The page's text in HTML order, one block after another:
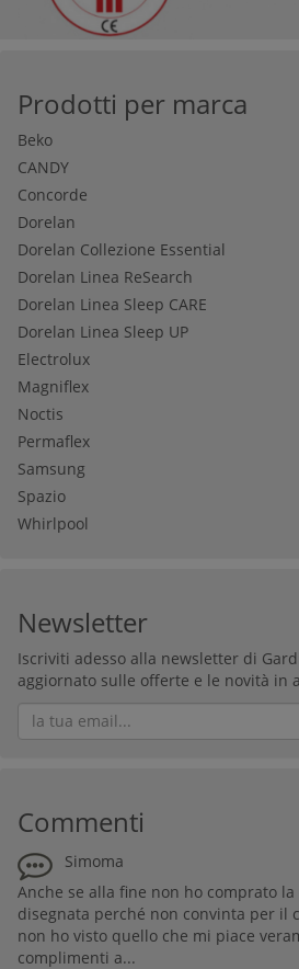
Prodotti per marca
Beko
CANDY
Concorde
Dorelan
Dorelan Collezione Essential
Dorelan Linea ReSearch
Dorelan Linea Sleep CARE
Dorelan Linea Sleep UP
Electrolux
Magniflex
Noctis
Permaflex
Samsung
Spazio
Whirlpool
Newsletter
Iscriviti adesso alla newsletter di
aggiornato sulle offerte e le novità in
Commenti
Simoma
Anche se alla fine non ho comprato
disegnata perché non convinta per il
non ho visto quello che mi piace
complimenti a...